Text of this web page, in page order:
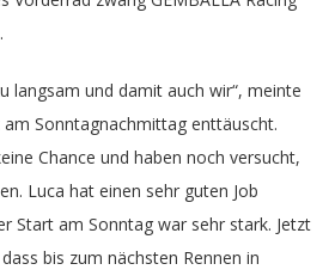
langsam und damit auch wir“, meinte
Sonntagnachmittag enttäuscht.
Chance und haben noch versucht,
Luca hat einen sehr guten Job
Start am Sonntag war sehr stark. Jetzt
bis zum nächsten Rennen in